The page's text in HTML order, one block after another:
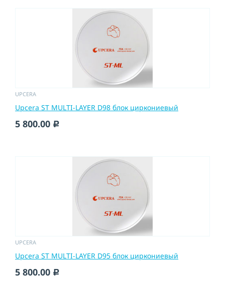
UPCERA
Upcera ST MULTI-LAYER D98 блок циркониевый
5 800.00 c
UPCERA
Upcera ST MULTI-LAYER D95 блок циркониевый
5 800.00 c